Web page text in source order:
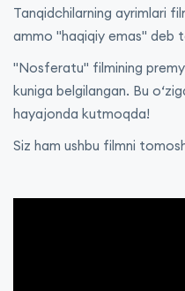
Tanqidchilarning ayrimlari
ammo "haqiqiy emas" deb
"Nosferatu" filmining
kuniga belgilangan. Bu
hayajonda kutmoqda!
Siz ham ushbu filmni